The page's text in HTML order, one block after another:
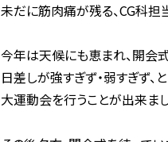
未だに筋肉痛が残る、CG科担
今年は天候にも恵まれ、開会
日差しが強すぎず・弱すぎず
大運動会を行うことが出来ま